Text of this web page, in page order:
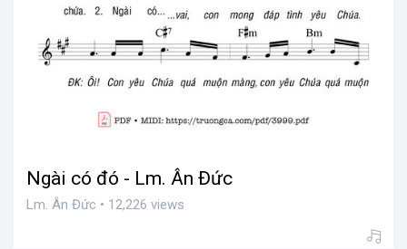
Ngài có đó - Lm. Ân Đức
Lm. Ân Đức • 12,226 views